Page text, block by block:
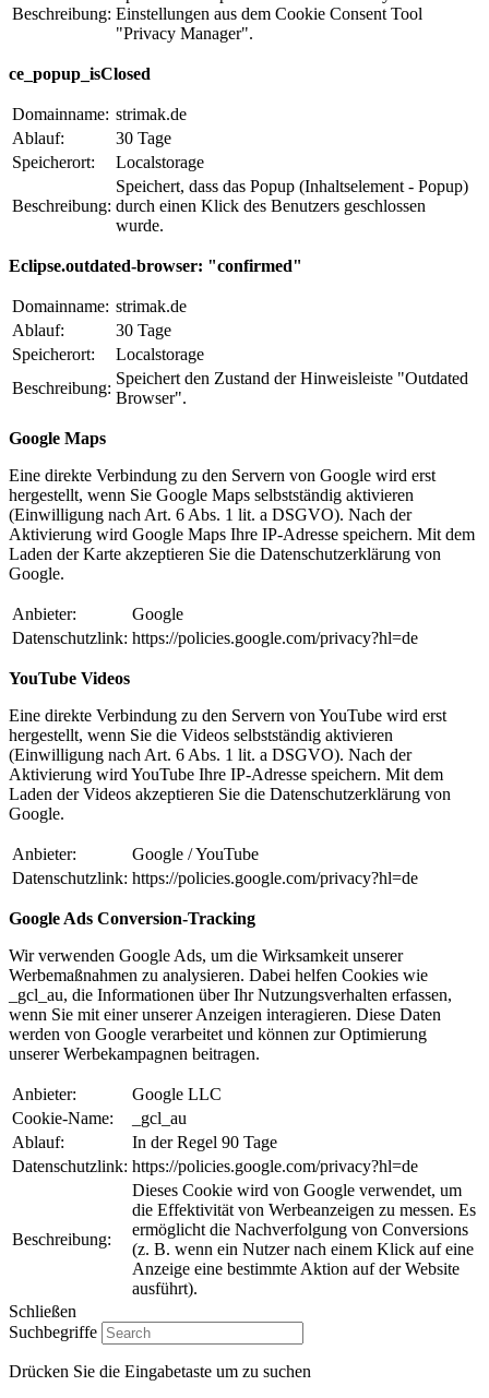
Beschreibung: Einstellungen aus dem Cookie Consent Tool
"Privacy Manager".
ce_popup_isClosed
Domainname: strimak.de
Ablauf:
30 Tage
Speicherort:
Localstorage
Beschreibung:
Speichert, dass das Popup (Inhaltselement - Popup)
durch einen Klick des Benutzers geschlossen
wurde.
Eclipse.outdated-browser: "confirmed"
Domainname: strimak.de
Ablauf:
30 Tage
Speicherort:
Localstorage
Beschreibung:
Speichert den Zustand der Hinweisleiste "Outdated
Browser".
Google Maps
Eine direkte Verbindung zu den Servern von Google wird erst
hergestellt, wenn Sie Google Maps selbstständig aktivieren
(Einwilligung nach Art. 6 Abs. 1 lit. a DSGVO). Nach der
Aktivierung wird Google Maps Ihre IP-Adresse speichern. Mit dem
Laden der Karte akzeptieren Sie die Datenschutzerklärung von
Google.
Anbieter:
Google
Datenschutzlink: https://policies.google.com/privacy?hl=de
YouTube Videos
Eine direkte Verbindung zu den Servern von YouTube wird erst
hergestellt, wenn Sie die Videos selbstständig aktivieren
(Einwilligung nach Art. 6 Abs. 1 lit. a DSGVO). Nach der
Aktivierung wird YouTube Ihre IP-Adresse speichern. Mit dem
Laden der Videos akzeptieren Sie die Datenschutzerklärung von
Google.
Anbieter:
Google / YouTube
Datenschutzlink: https://policies.google.com/privacy?hl=de
Google Ads Conversion-Tracking
Wir verwenden Google Ads, um die Wirksamkeit unserer
Werbemaßnahmen zu analysieren. Dabei helfen Cookies wie
_gcl_au, die Informationen über Ihr Nutzungsverhalten erfassen,
wenn Sie mit einer unserer Anzeigen interagieren. Diese Daten
werden von Google verarbeitet und können zur Optimierung
unserer Werbekampagnen beitragen.
Anbieter:
Google LLC
Cookie-Name:
_gcl_au
Ablauf:
In der Regel 90 Tage
Datenschutzlink: https://policies.google.com/privacy?hl=de
Beschreibung:
Dieses Cookie wird von Google verwendet, um
die Effektivität von Werbeanzeigen zu messen. Es
ermöglicht die Nachverfolgung von Conversions
(z. B. wenn ein Nutzer nach einem Klick auf eine
Anzeige eine bestimmte Aktion auf der Website
ausführt).
Schließen
Suchbegriffe
Drücken Sie die Eingabetaste um zu suchen